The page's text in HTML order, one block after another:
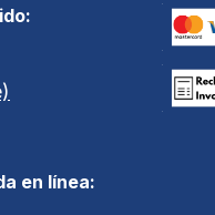
en línea: